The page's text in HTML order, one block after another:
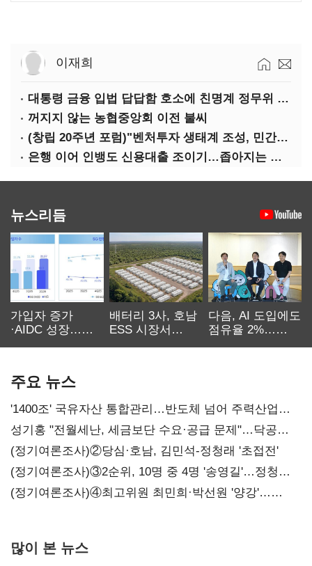
이재희
대통령 금융 입법 답답함 호소에 친명계 정무위 무더기 지원
꺼지지 않는 농협중앙회 이전 불씨
(창립 20주년 포럼)"벤처투자 생태계 조성, 민간자본이 주도해야"
은행 이어 인뱅도 신용대출 조이기…좁아지는 급전 창구
뉴스리듬
가입자 증가
·AIDC 성장…
배터리 3사, 호남
ESS 시장서
다음, AI 도입에도
점유율 2%…
주요 뉴스
'1400조' 국유자산 통합관리…반도체 넘어 주력산업
구조혁신
성기홍 "전월세난, 세금보단 수요·공급 문제"…닥공
시사
(정기여론조사)②당심·호남, 김민석-정청래 '초접전'
(정기여론조사)③2순위, 10명 중 4명 '송영길'…정청래
'한 자릿수'
(정기여론조사)④최고위원 최민희·박선원 '양강'…
많이 본 뉴스